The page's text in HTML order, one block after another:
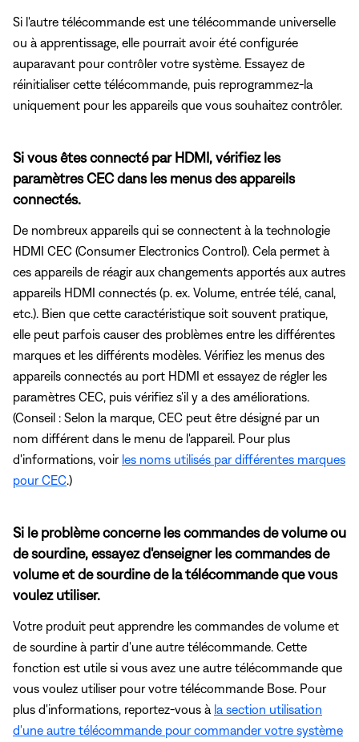
Si l'autre télécommande est une télécommande universelle
ou à apprentissage, elle pourrait avoir été configurée
auparavant pour contrôler votre système. Essayez de
réinitialiser cette télécommande, puis reprogrammez-la
uniquement pour les appareils que vous souhaitez contrôler.
Si vous êtes connecté par HDMI, vérifiez les
paramètres CEC dans les menus des appareils
connectés.
De nombreux appareils qui se connectent à la technologie
HDMI CEC (Consumer Electronics Control). Cela permet à
ces appareils de réagir aux changements apportés aux autres
appareils HDMI connectés (p. ex. Volume, entrée télé, canal,
etc.). Bien que cette caractéristique soit souvent pratique,
elle peut parfois causer des problèmes entre les différentes
marques et les différents modèles. Vérifiez les menus des
appareils connectés au port HDMI et essayez de régler les
paramètres CEC, puis vérifiez s'il y a des améliorations.
(Conseil : Selon la marque, CEC peut être désigné par un
nom différent dans le menu de l'appareil. Pour plus
d'informations, voir les noms utilisés par différentes marques
pour CEC .)
Si le problème concerne les commandes de volume ou
de sourdine, essayez d'enseigner les commandes de
volume et de sourdine de la télécommande que vous
voulez utiliser.
Votre produit peut apprendre les commandes de volume et
de sourdine à partir d'une autre télécommande. Cette
fonction est utile si vous avez une autre télécommande que
vous voulez utiliser pour votre télécommande Bose. Pour
plus d'informations, reportez-vous à la section utilisation
d'une autre télécommande pour commander votre système